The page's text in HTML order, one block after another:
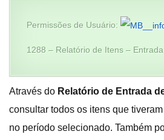
Permissões de Usuário:
1288 – Relatório de Itens – Entrada
Através do Relatório de Entrada
consultar todos os itens que
no período selecionado. Também